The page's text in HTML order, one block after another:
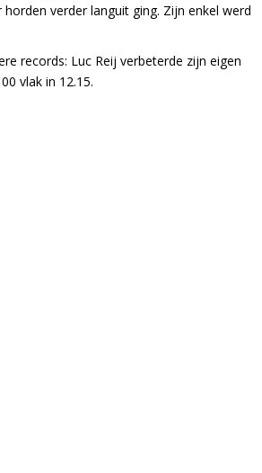
verder languit ging. Zijn enkel werd
records: Luc Reij verbeterde zijn eigen
vlak in 12.15.